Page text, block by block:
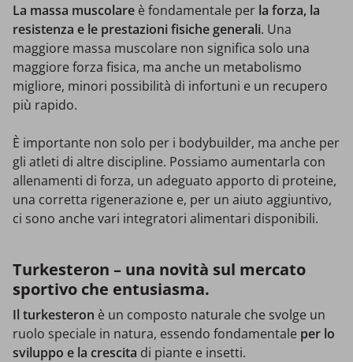
La massa muscolare è fondamentale per la forza, la
resistenza e le prestazioni fisiche generali. Una
maggiore massa muscolare non significa solo una
maggiore forza fisica, ma anche un metabolismo
migliore, minori possibilità di infortuni e un recupero
più rapido.
È importante non solo per i bodybuilder, ma anche per
gli atleti di altre discipline. Possiamo aumentarla con
allenamenti di forza, un adeguato apporto di proteine,
una corretta rigenerazione e, per un aiuto aggiuntivo,
ci sono anche vari integratori alimentari disponibili.
Turkesteron – una novità sul mercato
sportivo che entusiasma.
Il turkesteron è un composto naturale che svolge un
ruolo speciale in natura, essendo fondamentale per lo
sviluppo e la crescita di piante e insetti.